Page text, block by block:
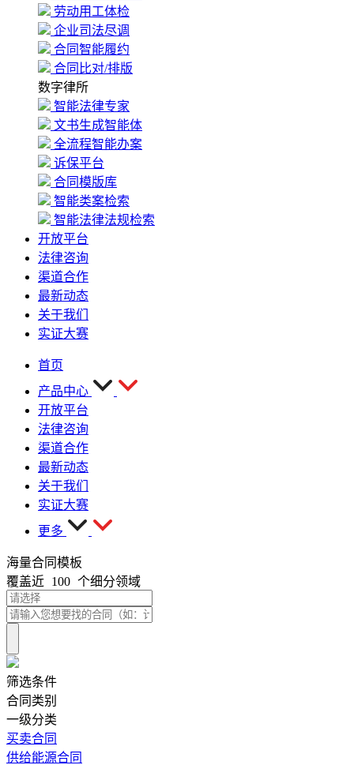
劳动用工体检
企业司法尽调
合同智能履约
合同比对/排版
数字律所
智能法律专家
文书生成智能体
全流程智能办案
诉保平台
合同模版库
智能类案检索
智能法律法规检索
开放平台
法律咨询
渠道合作
最新动态
关于我们
实证大赛
首页
产品中心
开放平台
法律咨询
渠道合作
最新动态
关于我们
实证大赛
更多
海量合同模板
覆盖近 100 个细分领域
筛选条件
合同类别
一级分类
买卖合同
供给能源合同